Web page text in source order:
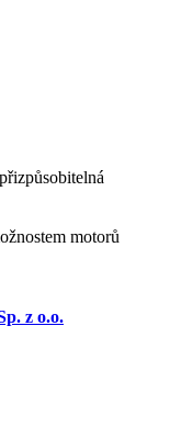
motorů
z o.o.